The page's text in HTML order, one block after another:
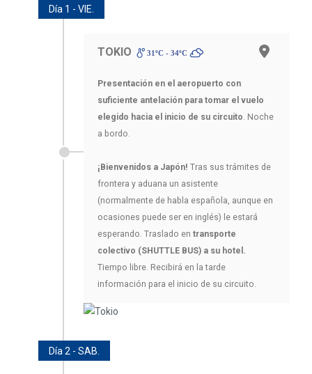
Día 1 - VIE.
TOKIO 31ºC - 34ºC
Presentación en el aeropuerto con
suficiente antelación para tomar el vuelo
elegido hacia el inicio de su circuito. Noche
a bordo.
¡Bienvenidos a Japón! Tras sus trámites de
frontera y aduana un asistente
(normalmente de habla española, aunque en
ocasiones puede ser en inglés) le estará
esperando. Traslado en transporte
colectivo (SHUTTLE BUS) a su hotel.
Tiempo libre. Recibirá en la tarde
información para el inicio de su circuito.
Día 2 - SAB.